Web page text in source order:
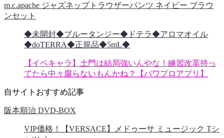
m.c.apache ジャズネップトラウザーパンツ ネイビー ブラウ
ンセット
◆未開封◆ブルータンジー◆ドテラ◆アロマオイル
◆doTERRA◆正規品◆5mL◆
【イベキャラ】土門は結局強いんやな！練習改革持っ
てたら中々腐らないもんかね？【パワプロアプリ】
自サイトおすすめ記事
阪本順治 DVD-BOX
VIP価格！【VERSACE】メドゥーサ ミュージック Tシ